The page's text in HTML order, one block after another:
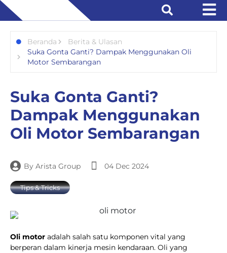
Beranda
Berita & Ulasan
Suka Gonta Ganti? Dampak Menggunakan Oli
Motor Sembarangan
Suka Gonta Ganti?
Dampak Menggunakan
Oli Motor Sembarangan
By Arista Group 04 Dec 2024
Tips & Tricks
Oli motor adalah salah satu komponen vital yang
berperan dalam kinerja mesin kendaraan. Oli yang